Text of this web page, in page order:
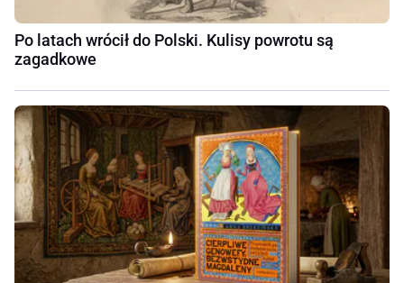
Po latach wrócił do Polski. Kulisy powrotu są
zagadkowe